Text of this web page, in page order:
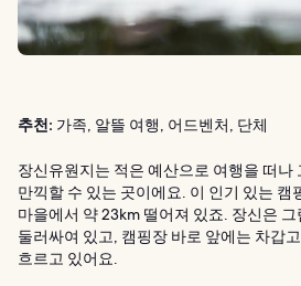
추천: 가족, 알뜰 여행, 어드벤처, 단체
장신유원지는 적은 예산으로 여행을 떠나
만끽할 수 있는 곳이에요. 이 인기 있는 캠
마을에서 약 23km 떨어져 있죠. 장신은
둘러싸여 있고, 캠핑장 바로 앞에는 차갑
흐르고 있어요.